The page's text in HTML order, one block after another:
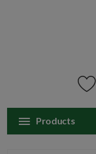
Products